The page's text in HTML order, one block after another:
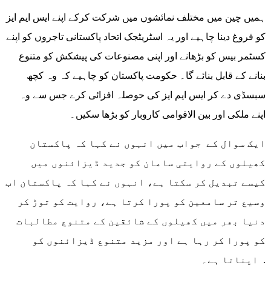
ہمیں چین میں مختلف نمائشوں میں شرکت کرکے اپنے ایس ایم ایز
کو فروغ دینا چاہیے اور یہ اسٹریٹجک اتحاد پاکستانی تاجروں کو اپنے
کسٹمر بیس کو بڑھانے اور اپنی مصنوعات کی پیشکش کو متنوع
بنانے کے قابل بنائے گا۔ حکومت پاکستان کو چاہیے کہ وہ کچھ
سبسڈی دے کر ایس ایم ایز کی حوصلہ افزائی کرے جس سے وہ
اپنے ملکی اور بین الاقوامی کاروبار کو بڑھا سکیں۔
ایک سوال کے جواب میں انہوں نے کہا کہ پاکستان
کھیلوں کے روایتی سامان کو جدید ڈیزائنوں میں
کیسے تبدیل کر سکتا ہے، انہوں نے کہا کہ پاکستان اب
وسیع تر سامعین کو پورا کرتا ہے، روایت کو توڑ کر
دنیا بھر میں کھیلوں کے شائقین کے متنوع مطالبات
کو پورا کر رہا ہے اور مزید متنوع ڈیزائنوں کو
اپناتا ہے۔ .